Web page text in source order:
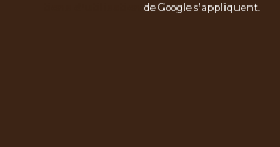
de Google s'appliquent.